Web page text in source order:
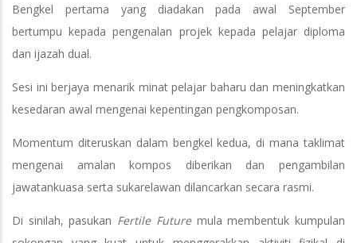
Bengkel pertama yang diadakan pada awal September
bertumpu kepada pengenalan projek kepada pelajar diploma
dan ijazah dual.
Sesi ini berjaya menarik minat pelajar baharu dan meningkatkan
kesedaran awal mengenai kepentingan pengkomposan.
Momentum diteruskan dalam bengkel kedua, di mana taklimat
mengenai amalan kompos diberikan dan pengambilan
jawatankuasa serta sukarelawan dilancarkan secara rasmi.
Di sinilah, pasukan Fertile Future mula membentuk kumpulan